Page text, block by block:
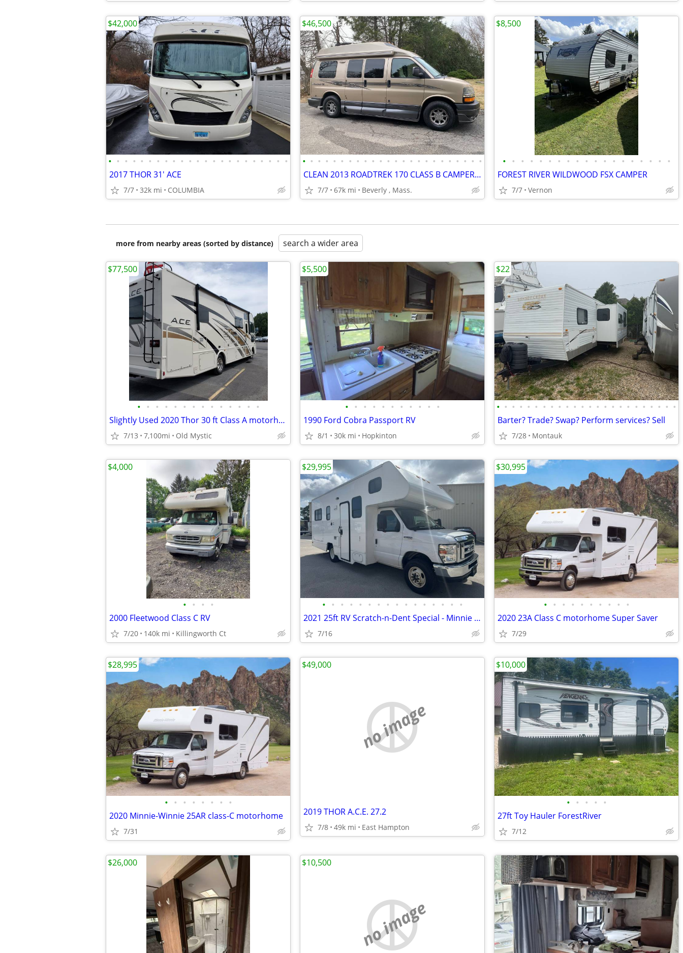
• • • • • • • • • • • • • • • • • • • • • • •
2017 THOR 31' ACE
7/7 32k mi COLUMBIA
$42,000
• • • • • • • • • • • • • • • • • • • • • • • •
CLEAN 2013 ROADTREK 170 CLASS B CAMPER VAN 18 FEET 67,000 MILES
7/7 67k mi Beverly , Mass.
$46,500
• • • • • • • • • • • • • • • • • • •
FOREST RIVER WILDWOOD FSX CAMPER
7/7 Vernon
$8,500
more from nearby areas (sorted by distance) search a wider area
• • • • • • • • • • • • • •
Slightly Used 2020 Thor 30 ft Class A motorhome - By owner
7/13 7,100mi Old Mystic
$77,500
• • • • • • • • • • •
1990 Ford Cobra Passport RV
8/1 30k mi Hopkinton
$5,500
• • • • • • • • • • • • • • • • • • • • • • • •
Barter? Trade? Swap? Perform services? Sell
7/28 Montauk
$22
• • • •
2000 Fleetwood Class C RV
7/20 140k mi Killingworth Ct
$4,000
• • • • • • • • • • • • • • • •
2021 25ft RV Scratch-n-Dent Special - Minnie Winnie
7/16
$29,995
• • • • • • • • • •
2020 23A Class C motorhome Super Saver
7/29
$30,995
• • • • • • • •
2020 Minnie-Winnie 25AR class-C motorhome
7/31
$28,995
no image
2019 THOR A.C.E. 27.2
7/8 49k mi East Hampton
$49,000
• • • • •
27ft Toy Hauler ForestRiver
7/12
$10,000
$26,000
no image
$10,500